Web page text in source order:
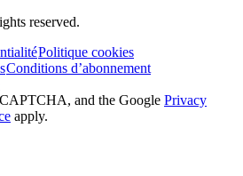
reserved.
Politique cookies
Conditions d’abonnement
and the Google Privacy
apply.